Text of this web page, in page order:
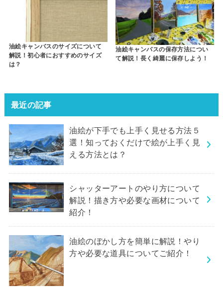
油絵キャンバスのサイズについて
解説！初心者におすすめのサイズ
は？
油絵キャンバスの保存方法につい
て解説！長く綺麗に保存しよう！
最近の記事
油絵が下手でも上手く見せる方法５
選！知っておくだけで絵が上手く見
える方法とは？
シャッターアートのやり方について
解説！描き方や必要な画材について
紹介！
油絵のぼかし方を簡単に解説！やり
方や必要な道具についてご紹介！